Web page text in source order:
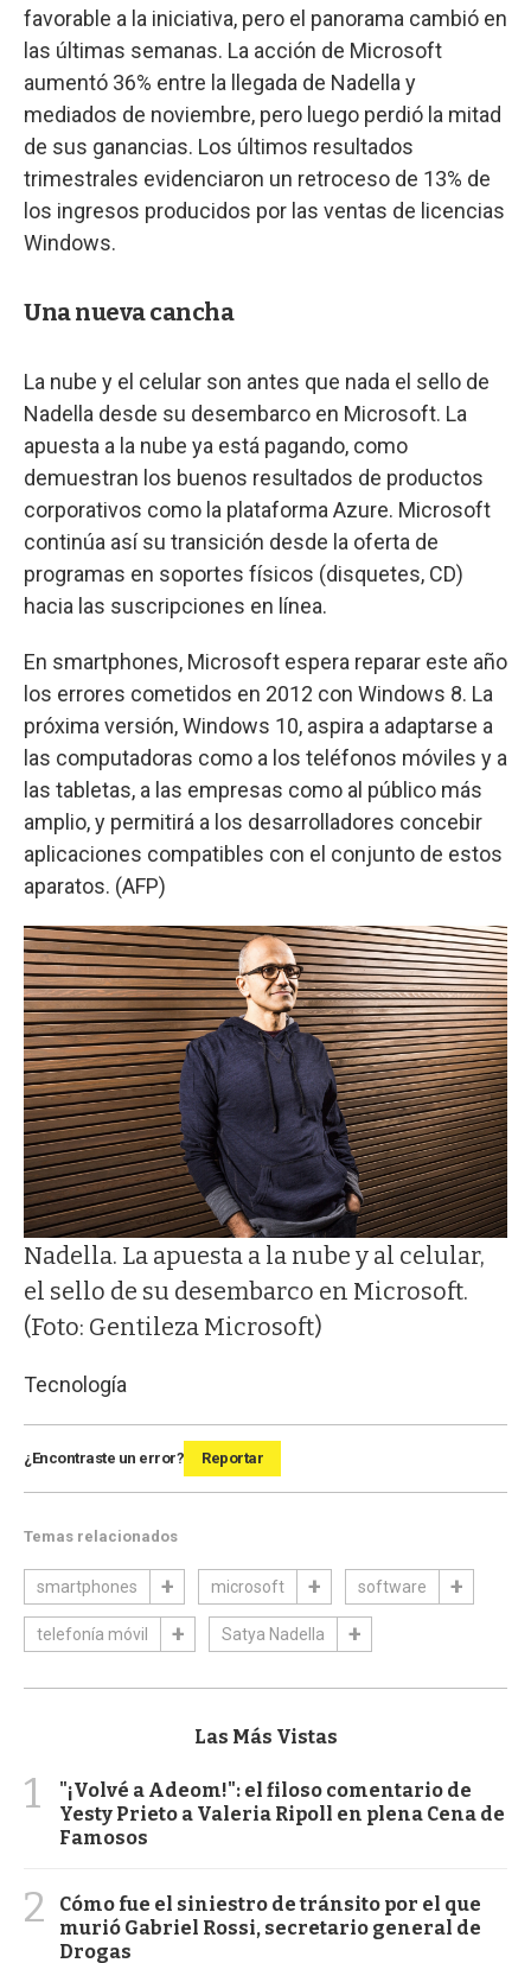
favorable a la iniciativa, pero el panorama cambió en
las últimas semanas. La acción de Microsoft
aumentó 36% entre la llegada de Nadella y
mediados de noviembre, pero luego perdió la mitad
de sus ganancias. Los últimos resultados
trimestrales evidenciaron un retroceso de 13% de
los ingresos producidos por las ventas de licencias
Windows.
Una nueva cancha
La nube y el celular son antes que nada el sello de
Nadella desde su desembarco en Microsoft. La
apuesta a la nube ya está pagando, como
demuestran los buenos resultados de productos
corporativos como la plataforma Azure. Microsoft
continúa así su transición desde la oferta de
programas en soportes físicos (disquetes, CD)
hacia las suscripciones en línea.
En smartphones, Microsoft espera reparar este año
los errores cometidos en 2012 con Windows 8. La
próxima versión, Windows 10, aspira a adaptarse a
las computadoras como a los teléfonos móviles y a
las tabletas, a las empresas como al público más
amplio, y permitirá a los desarrolladores concebir
aplicaciones compatibles con el conjunto de estos
aparatos. (AFP)
Nadella. La apuesta a la nube y al celular,
el sello de su desembarco en Microsoft.
(Foto: Gentileza Microsoft)
Tecnología
¿Encontraste un error? Reportar
Temas relacionados
smartphones microsoft software
telefonía móvil Satya Nadella
Las Más Vistas
1
"¡Volvé a Adeom!": el filoso comentario de
Yesty Prieto a Valeria Ripoll en plena Cena de
Famosos
2
Cómo fue el siniestro de tránsito por el que
murió Gabriel Rossi, secretario general de
Drogas